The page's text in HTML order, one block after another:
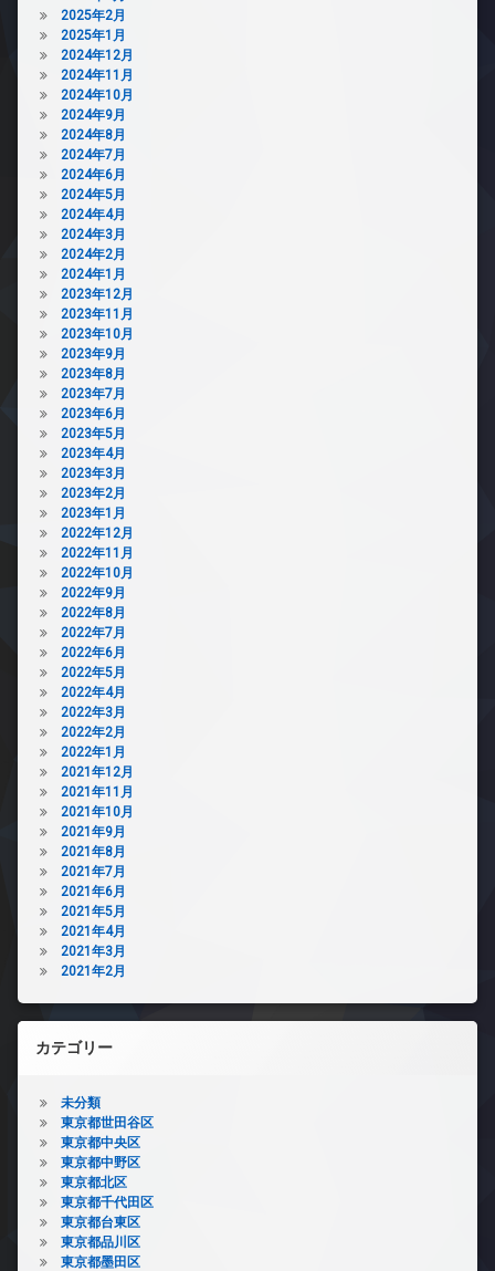
犯
カ
メ
ラ
駐
車
場
駐
輪
場
敷
地
内
ゴ
ミ
置
き
場
防
犯
カ
メ
ラ
駐
輪
場
2025年2月
2025年1月
2024年12月
2024年11月
2024年10月
2024年9月
2024年8月
2024年7月
2024年6月
2024年5月
2024年4月
2024年3月
2024年2月
2024年1月
2023年12月
2023年11月
2023年10月
2023年9月
2023年8月
2023年7月
2023年6月
2023年5月
2023年4月
2023年3月
2023年2月
2023年1月
2022年12月
2022年11月
2022年10月
2022年9月
2022年8月
2022年7月
2022年6月
2022年5月
2022年4月
2022年3月
2022年2月
2022年1月
2021年12月
2021年11月
2021年10月
2021年9月
2021年8月
2021年7月
2021年6月
2021年5月
2021年4月
2021年3月
2021年2月
カテゴリー
未分類
東京都世田谷区
東京都中央区
東京都中野区
東京都北区
東京都千代田区
東京都台東区
東京都品川区
東京都墨田区